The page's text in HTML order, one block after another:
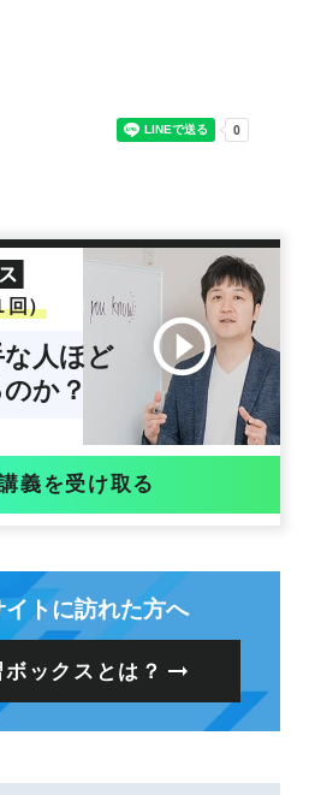
回）
人ほど
か？
義を受け取る
トに訪れた方へ
ックスとは？